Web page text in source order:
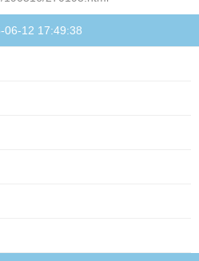
06-12 17:49:38